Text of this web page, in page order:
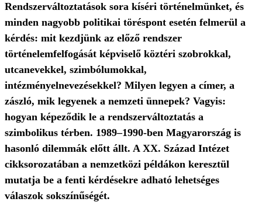
Rendszerváltoztatások sora kíséri történelmünket, és
minden nagyobb politikai töréspont esetén felmerül a
kérdés: mit kezdjünk az előző rendszer
történelemfelfogását képviselő köztéri szobrokkal,
utcanevekkel, szimbólumokkal,
intézményelnevezésekkel? Milyen legyen a címer, a
zászló, mik legyenek a nemzeti ünnepek? Vagyis:
hogyan képeződik le a rendszerváltoztatás a
szimbolikus térben. 1989­­­–1990-ben Magyarország is
hasonló dilemmák előtt állt. A XX. Század Intézet
cikksorozatában a nemzetközi példákon keresztül
mutatja be a fenti kérdésekre adható lehetséges
válaszok sokszínűségét.